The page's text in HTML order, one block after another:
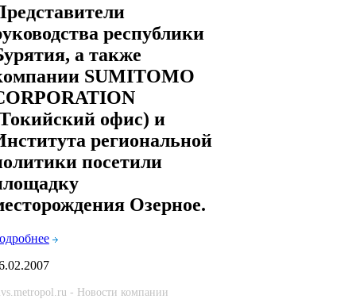
республики
а также
SUMITOMO
офис) и
региональной
посетили
Озерное.
- Новости компании